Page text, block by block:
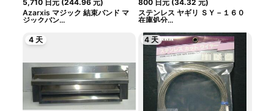
5,710 日元(244.96 元)
Azarxis マジック 結束バンド マ
ジックバン...
800 日元 (34.32 元)
ステンレス ヤギリ ＳＹ－１６０
在庫処分...
4 天 4 天